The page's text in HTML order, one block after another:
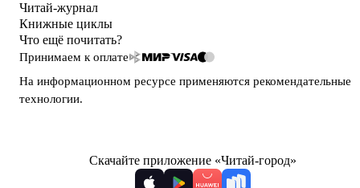
Читай-журнал
Книжные циклы
Что ещё почитать?
Принимаем к оплате
На информационном ресурсе применяются рекомендательные
технологии.
Скачайте приложение «Читай-город»